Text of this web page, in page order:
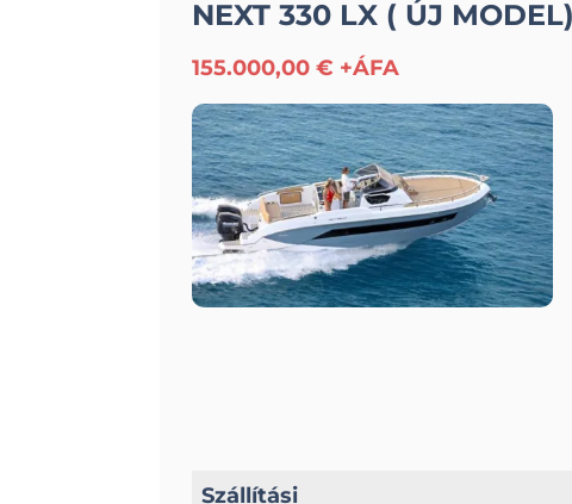
NEXT 330 LX ( ÚJ MODEL)
155.000,00 € +ÁFA
Szállítási